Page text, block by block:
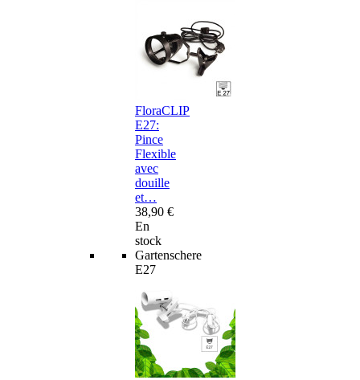
FloraCLIP
E27:
Pince
Flexible
avec
douille
et…
38,90 €
En
stock
Gartenschere
E27